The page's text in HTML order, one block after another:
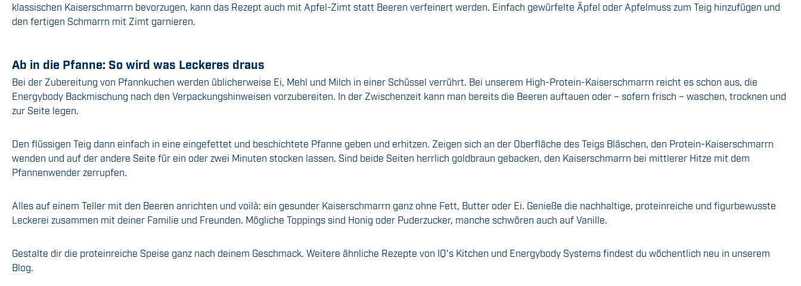
klassischen Kaiserschmarrn bevorzugen, kann das Rezept auch mit Apfel-Zimt statt Beeren verfeinert werden. Einfach gewürfelte Äpfel oder Apfelmuss zum Teig hinzufügen und
den fertigen Schmarrn mit Zimt garnieren.
Ab in die Pfanne: So wird was Leckeres draus
Bei der Zubereitung von Pfannkuchen werden üblicherweise Ei, Mehl und Milch in einer Schüssel verrührt. Bei unserem High-Protein-Kaiserschmarrn reicht es schon aus, die
Energybody Backmischung nach den Verpackungshinweisen vorzubereiten. In der Zwischenzeit kann man bereits die Beeren auftauen oder – sofern frisch – waschen, trocknen und
zur Seite legen.
Den flüssigen Teig dann einfach in eine eingefettet und beschichtete Pfanne geben und erhitzen. Zeigen sich an der Oberfläche des Teigs Bläschen, den Protein-Kaiserschmarrn
wenden und auf der andere Seite für ein oder zwei Minuten stocken lassen. Sind beide Seiten herrlich goldbraun gebacken, den Kaiserschmarrn bei mittlerer Hitze mit dem
Pfannenwender zerrupfen.
Alles auf einem Teller mit den Beeren anrichten und voilà: ein gesunder Kaiserschmarrn ganz ohne Fett, Butter oder Ei. Genieße die nachhaltige, proteinreiche und figurbewusste
Leckerei zusammen mit deiner Familie und Freunden. Mögliche Toppings sind Honig oder Puderzucker, manche schwören auch auf Vanille.
Gestalte dir die proteinreiche Speise ganz nach deinem Geschmack. Weitere ähnliche Rezepte von IQ's Kitchen und Energybody Systems findest du wöchentlich neu in unserem
Blog.